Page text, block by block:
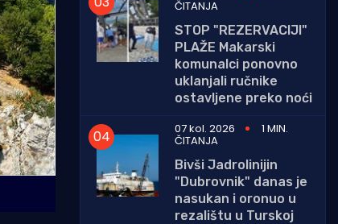
ČITANJA
STOP "REZERVACIJI"
PLAŽE Makarski
komunalci ponovno
uklanjali ručnike
ostavljene preko noći
07 kol. 2026
1 MIN.
ČITANJA
Bivši Jadrolinijin
"Dubrovnik" danas je
nasukan i oronuo u
rezalištu u Turskoj